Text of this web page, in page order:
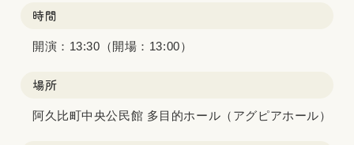
時間
開演：13:30（開場：13:00）
場所
阿久比町中央公民館 多目的ホール（アグピアホール）